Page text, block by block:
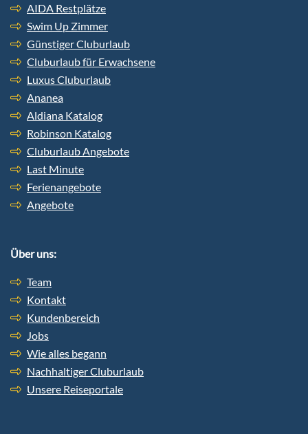
AIDA Restplätze
Swim Up Zimmer
Günstiger Cluburlaub
Cluburlaub für Erwachsene
Luxus Cluburlaub
Ananea
Aldiana Katalog
Robinson Katalog
Cluburlaub Angebote
Last Minute
Ferienangebote
Angebote
Über uns:
Team
Kontakt
Kundenbereich
Jobs
Wie alles begann
Nachhaltiger Cluburlaub
Unsere Reiseportale